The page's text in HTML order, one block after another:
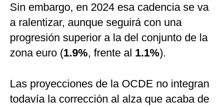
Sin embargo, en 2024 esa cadencia se va
a ralentizar, aunque seguirá con una
progresión superior a la del conjunto de la
zona euro (1.9%, frente al 1.1%).
Las proyecciones de la OCDE no integran
todavía la corrección al alza que acaba de